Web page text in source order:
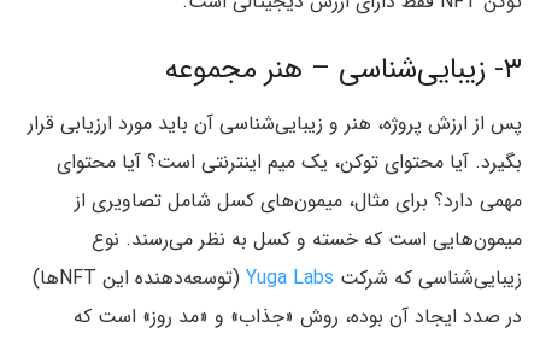
۳- زیبایی‌شناسی – هنر مجموعه
پس از ارزش پروژه، هنر و زیبایی‌شناسی آن باید مورد ارزیابی قرار
بگیرد. آیا محتوای توکن، یک میم اینترنتی است؟ آیا محتوای
مهمی دارد؟ برای مثال، میمون‌های کسل شامل تصاویری از
میمون‌هایی است که خسته و کسل به نظر می‌رسند. نوع
زیبایی‌شناسی که شرکت
(توسعه‌دهنده این NFTها)
در صدد ایجاد آن بوده، روش «جذاب» و «مد روز» است که